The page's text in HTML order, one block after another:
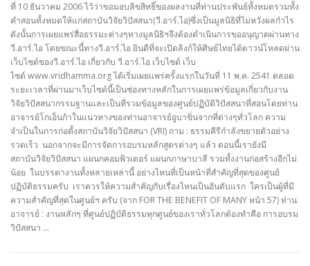
ที่ 10 ธันวาคม 2006 ไว้ว่าขอมอบลิขสิทธิ์ของผลงานที่ท่านประพันธ์ทั้งหมดรวมทั้ง
คำสอนทั้งหมดให้แก่สถาบันวิจัยวิปัสสนา(วี.อาร์.ไอ)ซึ่งเป็นมูลนิธิที่ไม่หวังผลกำไร
ดังนั้นการเผยแพร่สื่อธรรมะต่างๆทางมูลนิธิฯจึงต้องดำเนินการขออนุญาตผ่านทาง
วี.อาร์.ไอ โดยขณะนี้ทางวี.อาร์.ไอ ยินดีที่จะเปิดลิงก์ให้ศิษย์ไทยได้ดาวน์โหลดผ่าน
เว็บไซด์ของวี.อาร์.ไอ เกี่ยวกับ วี.อาร์.ไอ เว็บไซด์ เว็บ
ไซด์ www.vridhamma.org ได้เริ่มเผยแพร่ครั้งแรกในวันที่ 11 พ.ค. 2541 ตลอด
ระยะเวลาที่ผ่านมาเว็บไซด์นี้เป็นช่องทางหลักในการเผยแพร่ข้อมูลเกี่ยวกับงาน
วิจัยวิปัสสนากรรมฐานและเป็นที่รวมข้อมูลของศูนย์ปฏิบัติวิปัสสนาที่สอนโดยท่าน
อาจารย์โกเอ็นก้าในแนวทางของท่านอาจารย์อูบาขิ่นจากที่ต่างๆทั่วโลก ความ
จำเป็นในการก่อตั้งสถาบันวิจัยวิปัสสนา (VRI) ถาม : ธรรมคีรีกำลังขยายตัวอย่าง
รวดเร็ว นอกจากจะมีการจัดการอบรมหลักสูตรต่างๆ แล้ว ตอนนี้เรายังมี
สถาบันวิจัยวิปัสสนา แผนกคอมพิวเตอร์ แผนกภาษาบาลี รวมทั้งงานก่อสร้างอีกไม่
น้อย ในบรรดางานทั้งหลายเหล่านี้ อย่างไหนที่เป็นหน้าที่สำคัญที่สุดของศูนย์
ปฏิบัติธรรมครับ เราควรให้ความสำคัญกับเรื่องไหนเป็นอันดับแรก ใครเป็นผู้ที่มี
ความสำคัญที่สุดในศูนย์ฯ ครับ (จาก FOR THE BENEFIT OF MANY หน้า 57) ท่าน
อาจารย์ : งานหลักๆ ที่ศูนย์ปฏิบัติธรรมทุกศูนย์ของเราทั่วโลกต้องทำคือ การอบรม
วิปัสสนา …